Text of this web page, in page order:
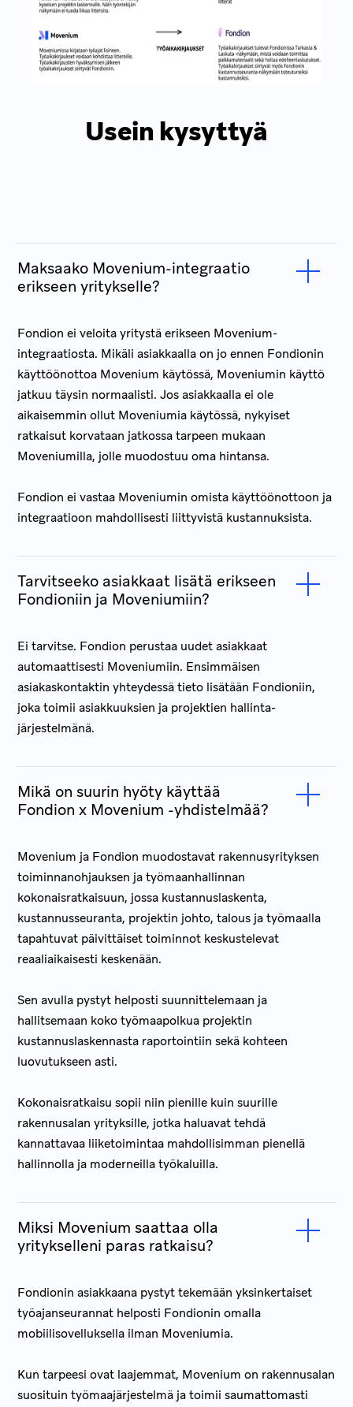
Usein kysyttyä
Maksaako Movenium-integraatio
erikseen yritykselle?
Fondion ei veloita yritystä erikseen Movenium-
integraatiosta. Mikäli asiakkaalla on jo ennen Fondionin
käyttöönottoa Movenium käytössä, Moveniumin käyttö
jatkuu täysin normaalisti. Jos asiakkaalla ei ole
aikaisemmin ollut Moveniumia käytössä, nykyiset
ratkaisut korvataan jatkossa tarpeen mukaan
Moveniumilla, jolle muodostuu oma hintansa.
Fondion ei vastaa Moveniumin omista käyttöönottoon ja
integraatioon mahdollisesti liittyvistä kustannuksista.
Tarvitseeko asiakkaat lisätä erikseen
Fondioniin ja Moveniumiin?
Ei tarvitse. Fondion perustaa uudet asiakkaat
automaattisesti Moveniumiin. Ensimmäisen
asiakaskontaktin yhteydessä tieto lisätään Fondioniin,
joka toimii asiakkuuksien ja projektien hallinta­
järjestelmänä.
Mikä on suurin hyöty käyttää
Fondion x Movenium -yhdistelmää?
Movenium ja Fondion muodostavat rakennusyrityksen
toiminnanohjauksen ja työmaanhallinnan
kokonaisratkaisuun, jossa kustannuslaskenta,
kustannusseuranta, projektin johto, talous ja työmaalla
tapahtuvat päivittäiset toiminnot keskustelevat
reaaliaikaisesti keskenään.
Sen avulla pystyt helposti suunnittelemaan ja
hallitsemaan koko työmaapolkua projektin
kustannuslaskennasta raportointiin sekä kohteen
luovutukseen asti.
Kokonaisratkaisu sopii niin pienille kuin suurille
rakennusalan yrityksille, jotka haluavat tehdä
kannattavaa liiketoimintaa mahdollisimman pienellä
hallinnolla ja moderneilla työkaluilla.
Miksi Movenium saattaa olla
yritykselleni paras ratkaisu?
Fondionin asiakkaana pystyt tekemään yksinkertaiset
työajanseurannat helposti Fondionin omalla
mobiilisovelluksella ilman Moveniumia.
Kun tarpeesi ovat laajemmat, Movenium on rakennusalan
suosituin työmaajärjes­telmä ja toimii saumattomasti